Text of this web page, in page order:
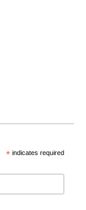
* indicates required